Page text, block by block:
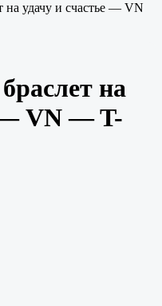
на удачу и счастье — VN
на
— VN — T-